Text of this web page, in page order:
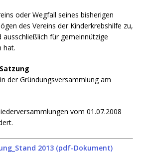
oder Wegfall seines bisherigen
des Vereins der Kinderkrebshilfe zu,
für gemeinnützige
hat.
der Gründungsversammlung am
vom 01.07.2008
2013 (pdf-Dokument)